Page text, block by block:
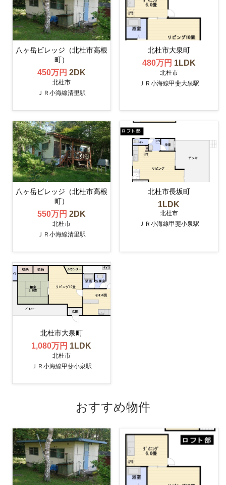
八ヶ岳ビレッジ（北杜市高根
町）
450万円 2DK
北杜市
ＪＲ小海線清里駅
北杜市大泉町
480万円 1LDK
北杜市
ＪＲ小海線甲斐大泉駅
八ヶ岳ビレッジ（北杜市高根
町）
550万円 2DK
北杜市
ＪＲ小海線清里駅
北杜市長坂町
1LDK
北杜市
ＪＲ小海線甲斐小泉駅
北杜市大泉町
1,080万円 1LDK
北杜市
ＪＲ小海線甲斐小泉駅
おすすめ物件